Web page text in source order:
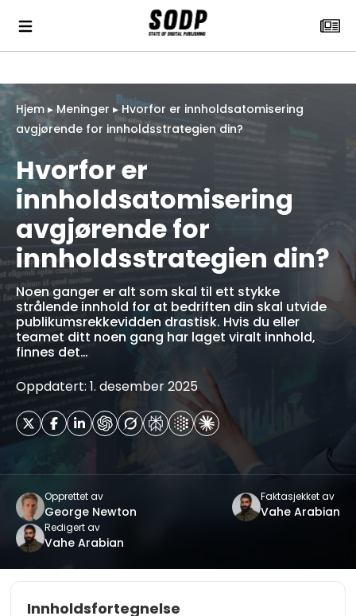
Hjem ▸ Meninger ▸Hvorfor er innholdsatomisering
avgjørende for innholdsstrategien din?
Hvorfor er
innholdsatomisering
avgjørende for
innholdsstrategien din?
Noen ganger er alt som skal til ett stykke
strålende innhold for at bedriften din skal utvide
publikumsrekkevidden drastisk. Hvis du eller
teamet ditt noen gang har laget viralt innhold,
finnes det…
Oppdatert: 1. desember 2025
Opprettet av
George Newton
Faktasjekket av
Vahe Arabian
Redigert av
Vahe Arabian
Innholdsfortegnelse